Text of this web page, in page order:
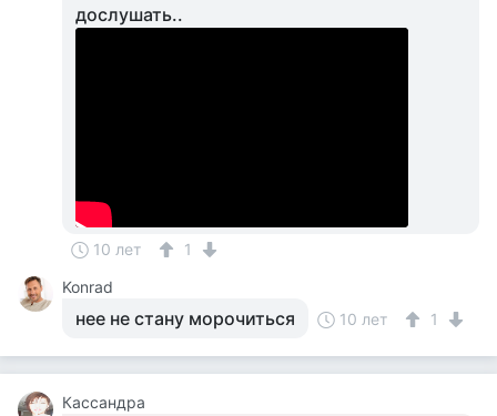
дослушать..
10 лет
1
Konrad
нее не стану морочиться 10 лет 1
Кассандра